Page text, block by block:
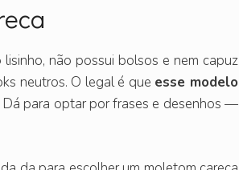
não possui bolsos e nem capuz
neutros. O legal é que esse modelo
Dá para optar por frases e desenhos —